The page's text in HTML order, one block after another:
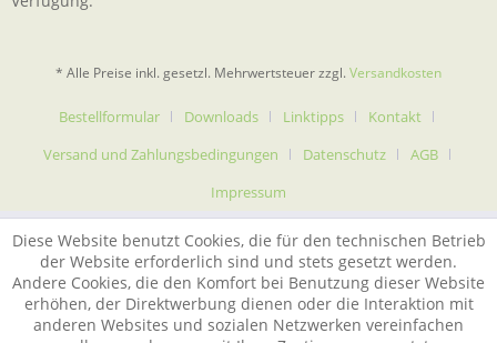
* Alle Preise inkl. gesetzl. Mehrwertsteuer zzgl. Versandkosten
Bestellformular Downloads Linktipps
Kontakt
Versand und Zahlungsbedingungen
Datenschutz
AGB
Impressum
Diese Website benutzt Cookies, die für den technischen Betrieb
der Website erforderlich sind und stets gesetzt werden.
Andere Cookies, die den Komfort bei Benutzung dieser Website
erhöhen, der Direktwerbung dienen oder die Interaktion mit
anderen Websites und sozialen Netzwerken vereinfachen